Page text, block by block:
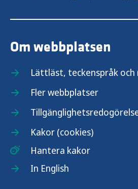
Om webbplatsen
Lättläst, teckenspråk
Fler webbplatser
Kakor (cookies)
Hantera kakor
In English